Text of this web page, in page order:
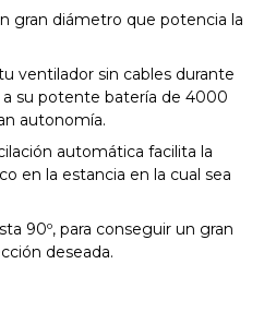
gran diámetro que potencia la
ventilador sin cables durante
su potente batería de 4000
autonomía.
automática facilita la
en la estancia en la cual sea
90º, para conseguir un gran
deseada.